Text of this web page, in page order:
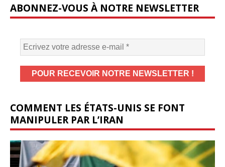
ABONNEZ-VOUS À NOTRE NEWSLETTER
COMMENT LES ÉTATS-UNIS SE FONT
MANIPULER PAR L’IRAN